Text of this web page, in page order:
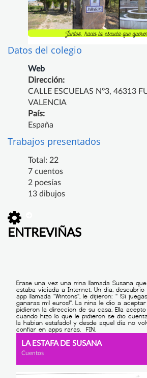
Datos del colegio
Web
Dirección:
CALLE ESCUELAS Nº3, 46313
VALENCIA
País:
España
Trabajos presentados
Total: 22
7 cuentos
2 poesías
13 dibujos
ENTREVIÑAS
LA ESTAFA DE SUSANA
Cuentos